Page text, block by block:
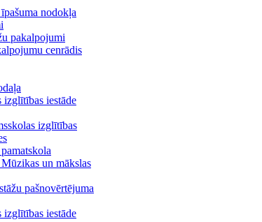
nodokļa
pakalpojumi
cenrādis
izglītības iestāde
izglītības
un mākslas
pašnovērtējuma
izglītības iestāde